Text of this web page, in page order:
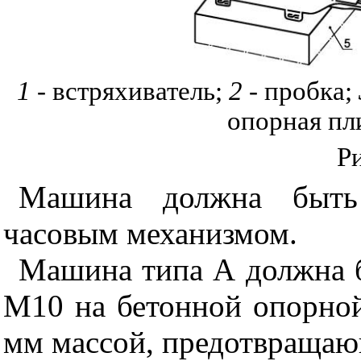
1 - встряхиватель; 2 - пробка;
опорная
Машина должна
часовым механизмом.
Машина типа А должна
М10 на бетонной
мм массой,